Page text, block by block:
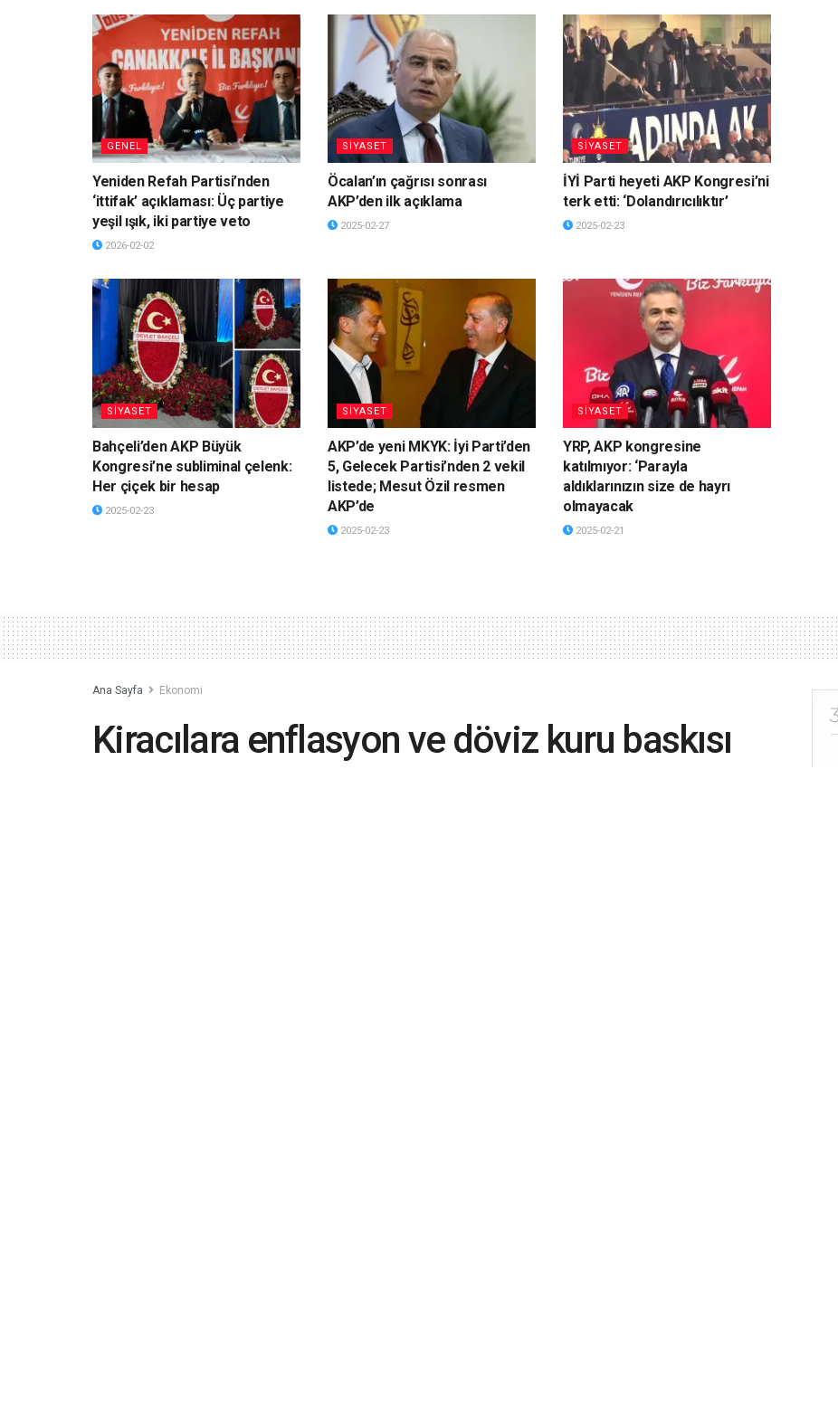
GENEL
Yeniden Refah Partisi’nden
‘ittifak’ açıklaması: Üç partiye
yeşil ışık, iki partiye veto
2026-02-02
SİYASET
Öcalan’ın çağrısı sonrası
AKP’den ilk açıklama
2025-02-27
SİYASET
İYİ Parti heyeti AKP Kongresi’ni
terk etti: ‘Dolandırıcılıktır’
2025-02-23
SİYASET
Bahçeli’den AKP Büyük
Kongresi’ne subliminal çelenk:
Her çiçek bir hesap
2025-02-23
SİYASET
AKP’de yeni MKYK: İyi Parti’den
5, Gelecek Partisi’nden 2 vekil
listede; Mesut Özil resmen
AKP’de
2025-02-23
SİYASET
YRP, AKP kongresine
katılmıyor: ‘Parayla
aldıklarınızın size de hayrı
olmayacak
2025-02-21
Ana Sayfa Ekonomi
Kiracılara enflasyon ve döviz kuru baskısı